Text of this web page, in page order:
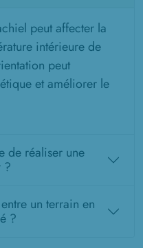
peut affecter la
intérieure de
peut
et améliorer le
de réaliser une
?
un terrain en
?